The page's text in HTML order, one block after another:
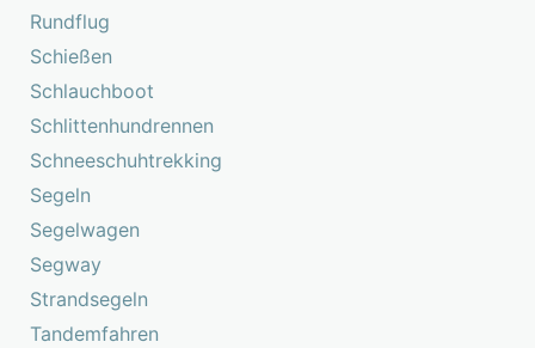
Rundflug
Schießen
Schlauchboot
Schlittenhundrennen
Schneeschuhtrekking
Segeln
Segelwagen
Segway
Strandsegeln
Tandemfahren